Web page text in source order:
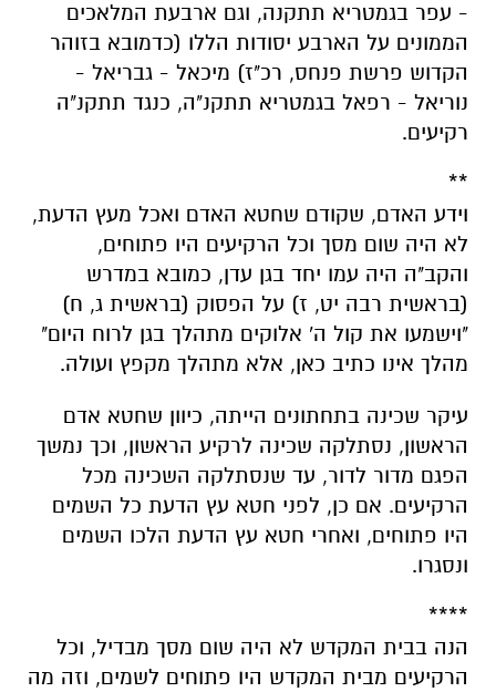
- עפר בגמטריא תתקנה, וגם ארבעת המלאכים
הממונים על הארבע יסודות הללו (כדמובא בזוהר
הקדוש פרשת פנחס, רכ"ז) מיכאל - גבריאל -
נוריאל - רפאל בגמטריא תתקנ"ה, כנגד תתקנ"ה
רקיעים.
**
וידע האדם, שקודם שחטא האדם ואכל מעץ הדעת,
לא היה שום מסך וכל הרקיעים היו פתוחים,
והקב"ה היה עמו יחד בגן עדן, כמובא במדרש
(בראשית רבה יט, ז) על הפסוק (בראשית ג, ח)
"וישמעו את קול ה' אלוקים מתהלך בגן לרוח היום"
מהלך אינו כתיב כאן, אלא מתהלך מקפץ ועולה.
עיקר שכינה בתחתונים הייתה, כיוון שחטא אדם
הראשון, נסתלקה שכינה לרקיע הראשון, וכך נמשך
הפגם מדור לדור, עד שנסתלקה השכינה מכל
הרקיעים. אם כן, לפני חטא עץ הדעת כל השמים
היו פתוחים, ואחרי חטא עץ הדעת הלכו השמים
ונסגרו.
****
הנה בבית המקדש לא היה שום מסך מבדיל, וכל
הרקיעים מבית המקדש היו פתוחים לשמים, וזה מה